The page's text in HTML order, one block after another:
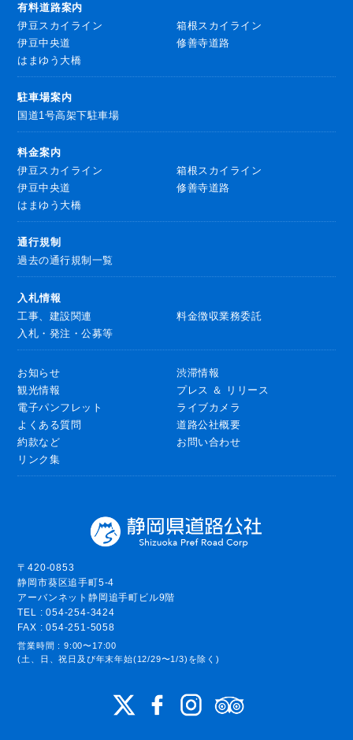
有料道路案内
伊豆スカイライン
箱根スカイライン
伊豆中央道
修善寺道路
はまゆう大橋
駐車場案内
国道1号高架下駐車場
料金案内
伊豆スカイライン
箱根スカイライン
伊豆中央道
修善寺道路
はまゆう大橋
通行規制
過去の通行規制一覧
入札情報
工事、建設関連
料金徴収業務委託
入札・発注・公募等
お知らせ
渋滞情報
観光情報
プレス ＆ リリース
電子パンフレット
ライブカメラ
よくある質問
道路公社概要
約款など
お問い合わせ
リンク集
〒420-0853
静岡市葵区追手町5-4
アーバンネット静岡追手町ビル9階
TEL : 054-254-3424
FAX : 054-251-5058
営業時間 : 9:00〜17:00
(土、日、祝日及び年末年始(12/29〜1/3)を除く)